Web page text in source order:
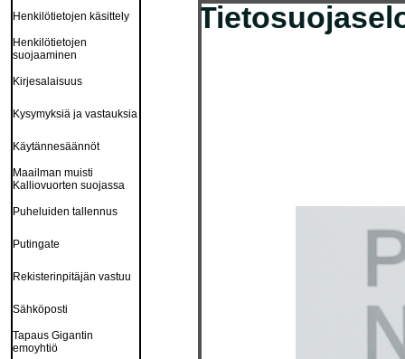
Henkilötietojen käsittely
Henkilötietojen
suojaaminen
Kirjesalaisuus
Kysymyksiä ja vastauksia
Käytännesäännöt
Maailman muisti
Kalliovuorten suojassa
Puheluiden tallennus
Putingate
Rekisterinpitäjän vastuu
Sähköposti
Tapaus Gigantin
emoyhtiö